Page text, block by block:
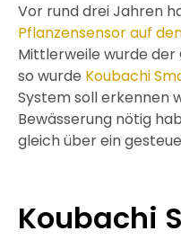
Vor rund drei Jahren
Pflanzensensor auf
Mittlerweile wurde
so wurde Koubachi
System soll erkennen
Bewässerung nötig
gleich über ein
Koubachi